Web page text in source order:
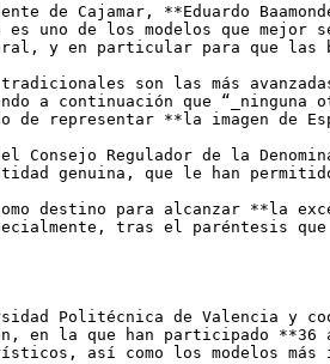
de Cajamar, **Eduardo
es uno de los modelos que
y en particular para que
son las más
a continuación que
de representar **la imagen de
Regulador de la
genuina, que le han
como destino para alcanzar **la
tras el paréntesis que
Politécnica de Valencia y
en la que han participado
así como los modelos más